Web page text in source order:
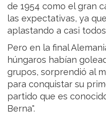
de 1954 como el gran
las expectativas, ya
aplastando a casi
Pero en la final
húngaros habían
grupos, sorprendió al
para conquistar su
partido que es
Berna".